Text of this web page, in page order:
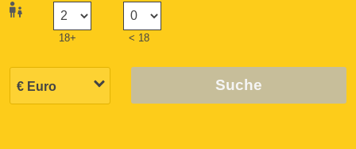
18+ < 18
Suche